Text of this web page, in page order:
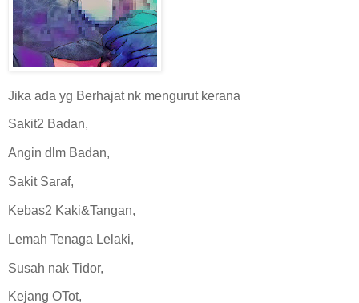
Jika ada yg Berhajat nk mengurut kerana
Sakit2 Badan,
Angin dlm Badan,
Sakit Saraf,
Kebas2 Kaki&Tangan,
Lemah Tenaga Lelaki,
Susah nak Tidor,
Kejang OTot,